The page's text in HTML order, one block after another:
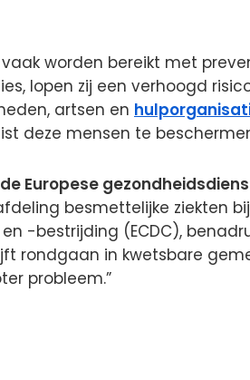
worden bereikt met
lopen zij een verhoogd
artsen en
deze mensen te
Europese
besmettelijke ziekten
-bestrijding (ECDC),
rondgaan in kwetsbare
probleem.”